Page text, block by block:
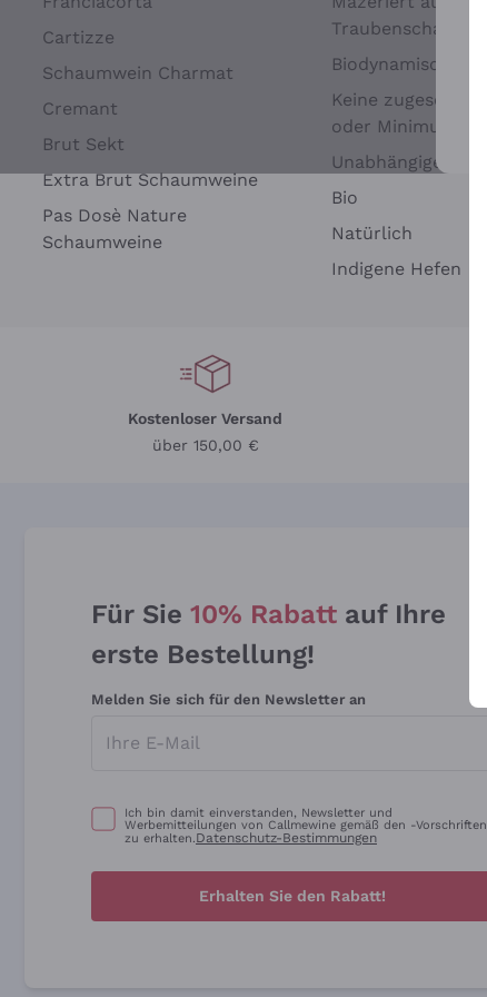
Cartizze
Schaumwein Charmat
Cremant
Brut Sekt
Extra Brut Schaumweine
Pas Dosè Nature
Schaumweine
Traubenschalen
Biodynamisch
Keine
oder Minimum
Unabhängige
Bio
Natürlich
Indigene Hefen
Kostenloser Versand
über 150,00 €
Für Sie 10% Rabatt auf Ihre
erste Bestellung!
Melden Sie sich für den Newsletter an
Ich bin damit einverstanden, Newsletter und
Werbemitteilungen von Callmewine gemäß den -Vorschriften
zu erhalten.Datenschutz-Bestimmungen
Erhalten Sie den Rabatt!